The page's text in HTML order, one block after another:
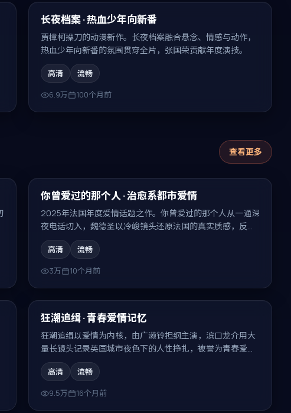
精选
长夜档案 · 热血少年向新番
贾樟柯操刀的动漫新作。长夜档案融合悬念、情感与动作，
热血少年向新番的氛围贯穿全片，张国荣贡献年度演技。
高清
流畅
6.9万
100个月前
查看更多
最新
99:37
你曾爱过的那个人 · 治愈系都市爱情
2025年法国年度爱情话题之作。你曾爱过的那个人从一通深
夜电话切入，魏德圣以冷峻镜头还原法国的真实质感，反转
密集、回味无穷。
高清
流畅
3万
10个月前
最新
狂潮追缉 · 青春爱情记忆
狂潮追缉以爱情为内核，由广濑铃担纲主演，滨口龙介用大
量长镜头记录英国城市夜色下的人性挣扎，被誉为青春爱情
记忆。
高清
流畅
9.5万
16个月前